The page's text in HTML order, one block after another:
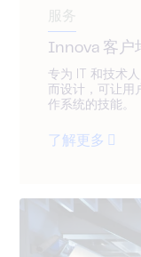
服务
Innova 客户
专为 IT 和技术
而设计，可让用
作系统的技能。
了解更多